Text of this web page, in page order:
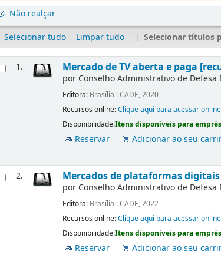
Não realçar
Selecionar tudo
Limpar tudo | Selecionar títulos
1. Mercado de TV aberta e paga
por Conselho Administrativo de Defesa
Editora: Brasília : CADE, 2020
Recursos online:Clique aqui para acessar online
Disponibilidade:Itens disponíveis para
Reservar Adicionar ao seu
2. Mercados de plataformas
por Conselho Administrativo de Defesa
Editora: Brasília : CADE, 2022
Recursos online:Clique aqui para acessar online
Disponibilidade:Itens disponíveis para
Reservar Adicionar ao seu